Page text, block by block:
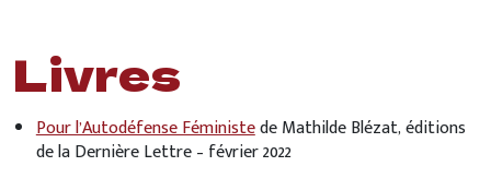
Livres
Pour l’Autodéfense Féministede Mathilde Blézat, éditions
de la Dernière Lettre – février 2022